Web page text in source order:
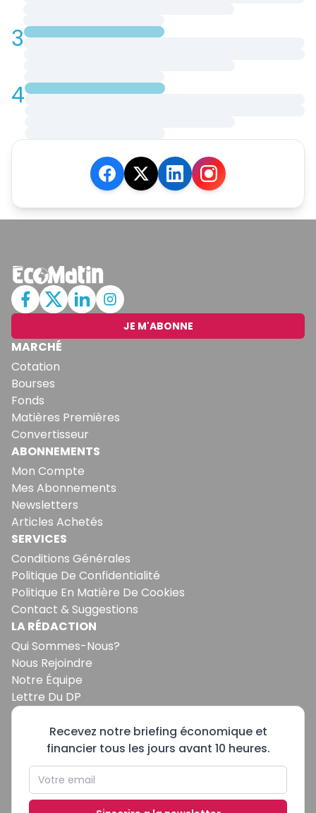
3
4
JE M'ABONNE
MARCHÉ
Cotation
Bourses
Fonds
Matières Premières
Convertisseur
ABONNEMENTS
Mon Compte
Mes Abonnements
Newsletters
Articles Achetés
SERVICES
Conditions Générales
Politique De Confidentialité
Politique En Matière De Cookies
Contact & Suggestions
LA RÉDACTION
Qui Sommes-Nous?
Nous Rejoindre
Notre Équipe
Lettre Du DP
Recevez notre briefing économique et
financier tous les jours avant 10 heures.